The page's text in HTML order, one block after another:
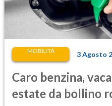
MOBILITÀ 3 Agosto
Caro benzina,
estate da bollino